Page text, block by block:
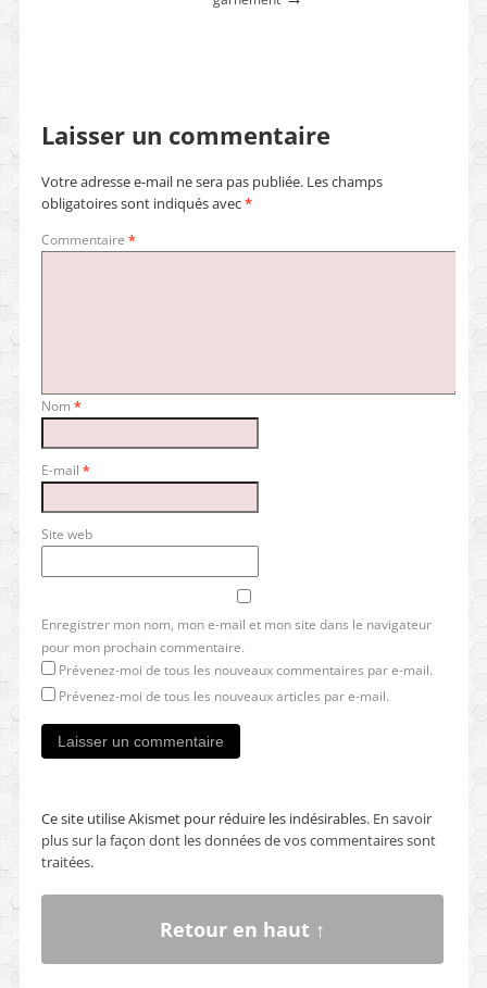
Laisser un commentaire
Votre adresse e-mail ne sera pas publiée. Les champs
obligatoires sont indiqués avec*
Commentaire *
Nom *
E-mail *
Site web
Enregistrer mon nom, mon e-mail et mon site dans le navigateur
pour mon prochain commentaire.
Prévenez-moi de tous les nouveaux commentaires par e-mail.
Prévenez-moi de tous les nouveaux articles par e-mail.
Ce site utilise Akismet pour réduire les indésirables. En savoir
plus sur la façon dont les données de vos commentaires sont
traitées.
Retour en haut ↑